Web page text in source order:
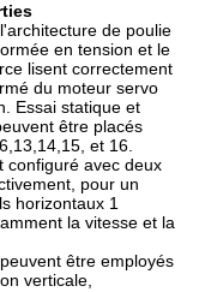
de poulie
en tension et le
lisent correctement
du moteur servo
Essai statique et
être placés
et 16.
configuré avec deux
pour un
horizontaux 1
la vitesse et la
être employés
verticale,